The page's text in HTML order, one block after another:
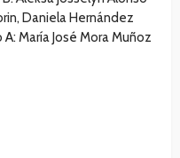
Daniela Hernández
María José Mora Muñoz